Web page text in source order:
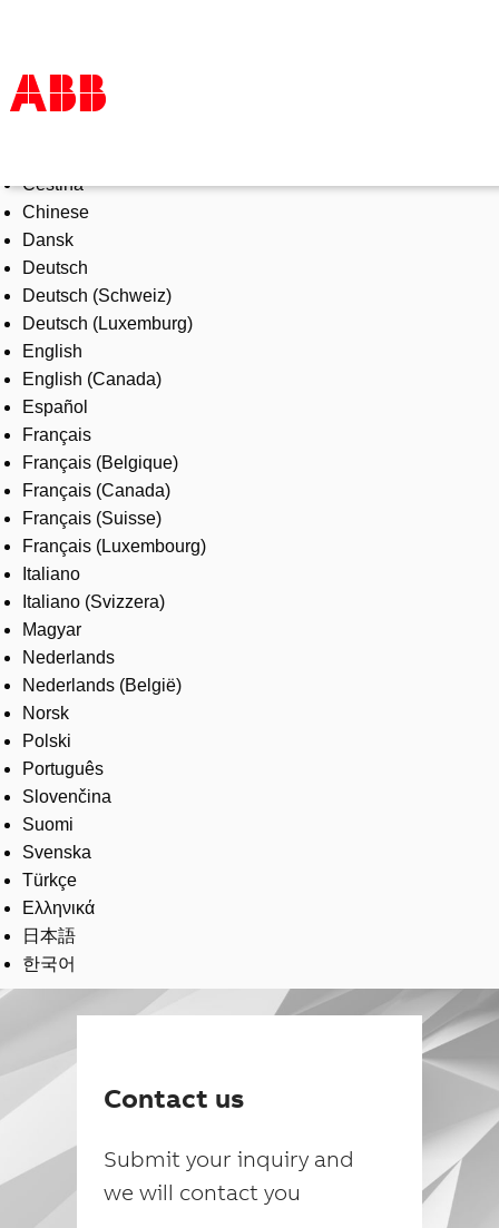
Products & Solutions
Industries
Services
About us
Where to buy
Contact us
Careers
Čeština
Chinese
Dansk
Deutsch
Deutsch (Schweiz)
Deutsch (Luxemburg)
English
English (Canada)
Español
Français
Français (Belgique)
Français (Canada)
Français (Suisse)
Français (Luxembourg)
Italiano
Italiano (Svizzera)
Magyar
Nederlands
Nederlands (België)
Norsk
Polski
Português
Slovenčina
Suomi
Svenska
Türkçe
Ελληνικά
日本語
한국어
Contact us
Submit your inquiry and
we will contact you